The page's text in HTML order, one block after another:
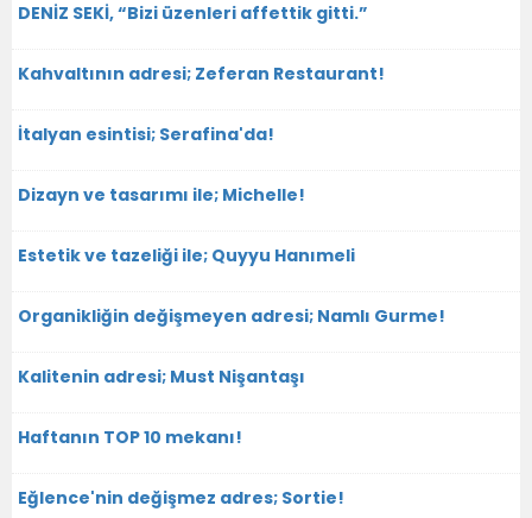
DENİZ SEKİ, “Bizi üzenleri affettik gitti.”
Kahvaltının adresi; Zeferan Restaurant!
İtalyan esintisi; Serafina'da!
Dizayn ve tasarımı ile; Michelle!
Estetik ve tazeliği ile; Quyyu Hanımeli
Organikliğin değişmeyen adresi; Namlı Gurme!
Kalitenin adresi; Must Nişantaşı
Haftanın TOP 10 mekanı!
Eğlence'nin değişmez adres; Sortie!